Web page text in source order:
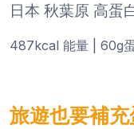
日本 秋葉原 高蛋
487kcal 能量 | 60g
旅遊也要補